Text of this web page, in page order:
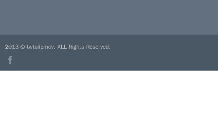
2013 © twtulipmov. ALL Rights Reserved.